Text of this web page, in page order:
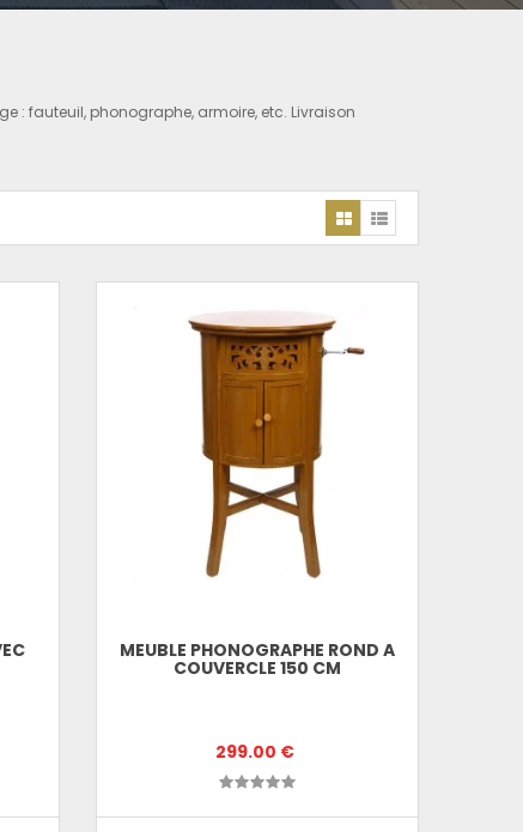
: fauteuil, phonographe, armoire, etc. Livraison
MEUBLE PHONOGRAPHE ROND A
COUVERCLE 150 CM
299.00 €